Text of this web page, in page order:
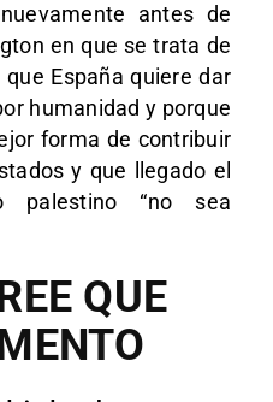
antes de
en que se trata de
España quiere dar
humanidad y porque
forma de contribuir
y que llegado el
palestino “no sea
QUE